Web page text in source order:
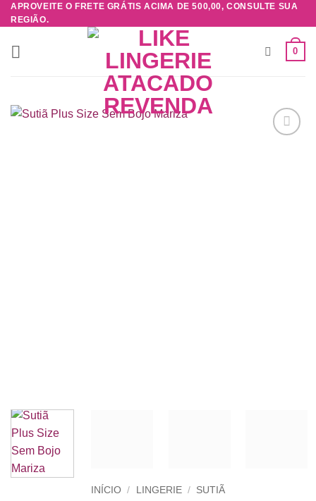
Skip
to
content
APROVEITE O FRETE GRÁTIS ACIMA DE 500,00, CONSULTE SUA
REGIÃO.
0
INÍCIO / LINGERIE / SUTIÃ